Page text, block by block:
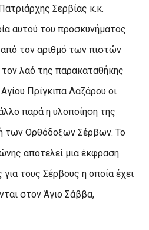
Σερβίας κ.κ.
αυτού του προσκυνήματος
από τον αριθμό των πιστών
τον λαό της παρακαταθήκης
Πρίγκιπα Λαζάρου οι
παρά η υλοποίηση της
των Ορθόδοξων Σέρβων. Το
αποτελεί μια έκφραση
για τους Σέρβους η οποία έχει
στον Άγιο Σάββα,